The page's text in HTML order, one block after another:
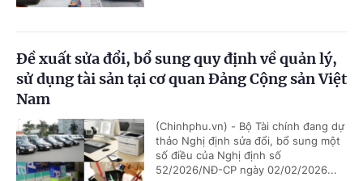
Đề xuất sửa đổi, bổ sung quy định về quản lý,
sử dụng tài sản tại cơ quan Đảng Cộng sản Việt
Nam
(Chinhphu.vn) - Bộ Tài chính đang dự
thảo Nghị định sửa đổi, bổ sung một
số điều của Nghị định số
52/2026/NĐ-CP ngày 02/02/2026...